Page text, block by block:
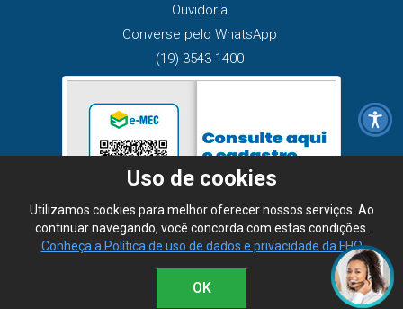
Ouvidoria
Converse pelo WhatsApp
(19) 3543-1400
Uso de cookies
Utilizamos cookies para melhor oferecer nossos serviços. Ao
continuar navegando, você concorda com estas condições.
Conheça a Política de uso de dados e privacidade da FHO
OK